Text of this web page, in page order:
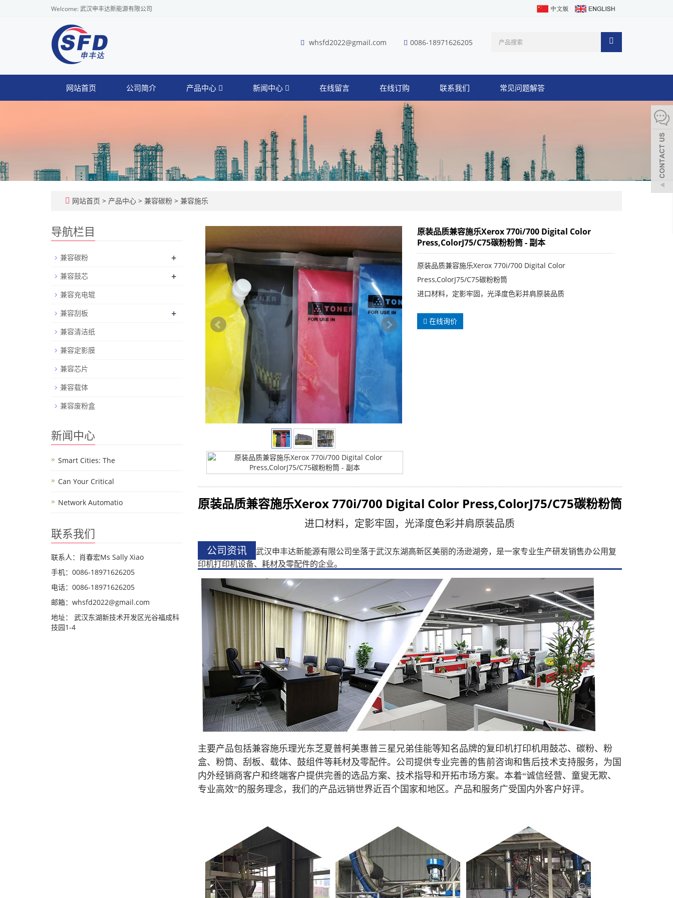
Welcome: 武汉申丰达新能源有限公司
whsfd2022@gmail.com 0086-18971626205
网站首页 公司简介 产品中心 新闻中心 在线留言 在线订购 联系我们 常见问题解答
网站首页 > 产品中心 > 兼容碳粉 > 兼容施乐
原装品质兼容施乐Xerox 770i/700 Digital Color
Press,ColorJ75/C75碳粉粉筒 - 副本
原装品质兼容施乐Xerox 770i/700 Digital Color
Press,ColorJ75/C75碳粉粉筒
进口材料，定影牢固，光泽度色彩并肩原装品质
在线询价
原装品质兼容施乐Xerox 770i/700 Digital Color Press,ColorJ75/C75碳粉粉筒
进口材料，定影牢固，光泽度色彩并肩原装品质
公司资讯
武汉申丰达新能源有限公司坐落于武汉东湖高新区美丽的汤逊湖旁，是一家专业生产研发销售办公用复
印机打印机设备、耗材及零配件的企业。
主要产品包括兼容施乐理光东芝夏普柯美惠普三星兄弟佳能等知名品牌的复印机打印机用鼓芯、碳粉、粉
盒、粉筒、刮板、载体、鼓组件等耗材及零配件。公司提供专业完善的售前咨询和售后技术支持服务，为国
内外经销商客户和终端客户提供完善的选品方案、技术指导和开拓市场方案。本着“诚信经营、童叟无欺、
专业高效”的服务理念，我们的产品远销世界近百个国家和地区。产品和服务广受国内外客户好评。
导航栏目
兼容碳粉 +
兼容鼓芯 +
兼容充电辊
兼容刮板
+
兼容清洁纸
兼容定影膜
兼容芯片
兼容载体
兼容废粉盒
新闻中心
Smart Cities: The
Can Your Critical
Network Automatio
联系我们
联系人：肖春宏Ms Sally Xiao
手机：0086-18971626205
电话：0086-18971626205
邮箱：whsfd2022@gmail.com
地址： 武汉东湖新技术开发区光谷福成科
技园1-4